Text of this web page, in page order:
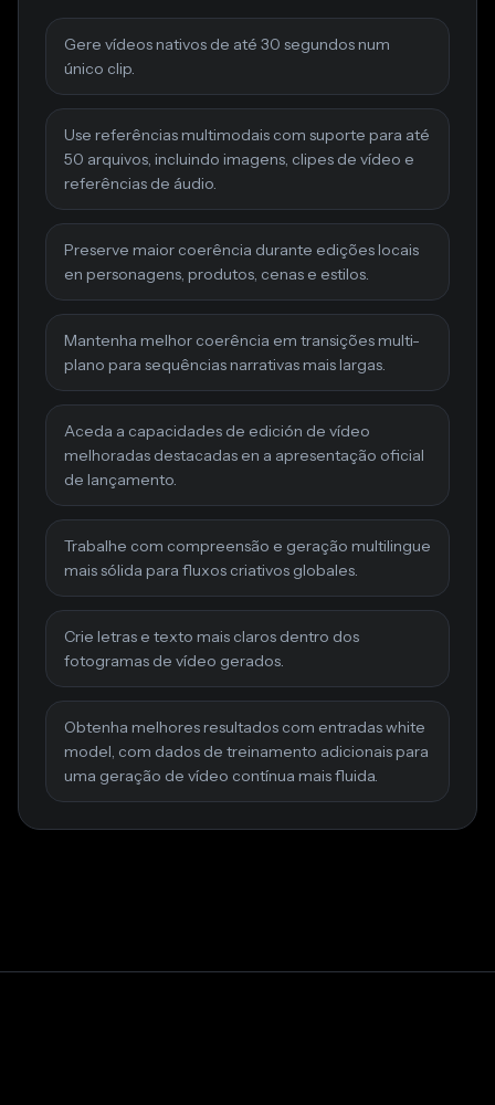
Gere vídeos nativos de até 30 segundos num
único clip.
Use referências multimodais com suporte para até
50 arquivos, incluindo imagens, clipes de vídeo e
referências de áudio.
Preserve maior coerência durante edições locais
en personagens, produtos, cenas e estilos.
Mantenha melhor coerência em transições multi-
plano para sequências narrativas mais largas.
Aceda a capacidades de edición de vídeo
melhoradas destacadas en a apresentação oficial
de lançamento.
Trabalhe com compreensão e geração multilingue
mais sólida para fluxos criativos globales.
Crie letras e texto mais claros dentro dos
fotogramas de vídeo gerados.
Obtenha melhores resultados com entradas white
model, com dados de treinamento adicionais para
uma geração de vídeo contínua mais fluida.